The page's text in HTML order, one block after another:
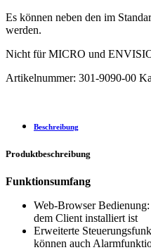
Es können neben den im
werden.
Nicht für MICRO und
Artikelnummer: 301-9090-00
Beschreibung
Produktbeschreibung
Funktionsumfang
Web-Browser
dem Client installiert ist
Erweiterte
können auch